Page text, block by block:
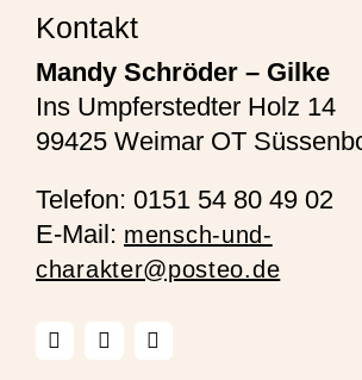
Kontakt
Mandy Schröder – Gilke
Ins Umpferstedter Holz 14
99425 Weimar OT
Telefon: 0151 54 80 49 02
E-Mail: mensch-und-
charakter@posteo.de